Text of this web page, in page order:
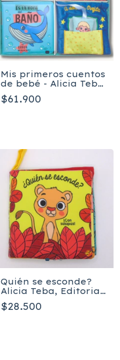
Mis primeros cuentos
de bebé - Alicia Teba,
Editorial El Pirata
$61.900
Quién se esconde?
Alicia Teba, Editorial
El Pirata
$28.500